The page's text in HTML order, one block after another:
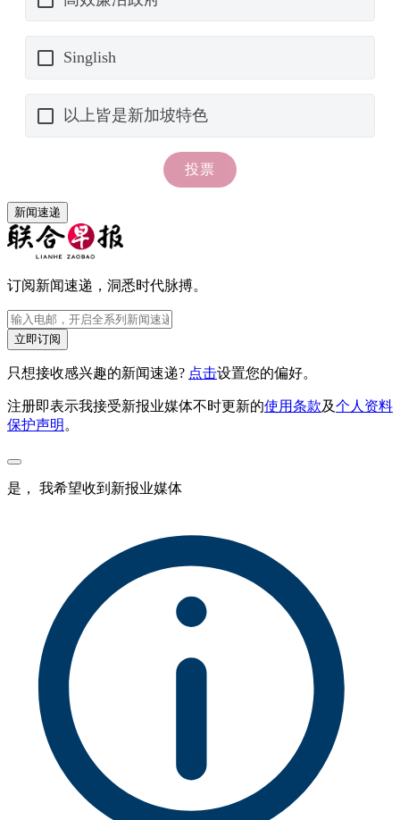
新闻速递
订阅新闻速递，洞悉时代脉搏。
立即订阅
只想接收感兴趣的新闻速递? 点击设置您的偏好。
注册即表示我接受新报业媒体不时更新的使用条款及个人资料
保护声明 。
是， 我希望收到新报业媒体